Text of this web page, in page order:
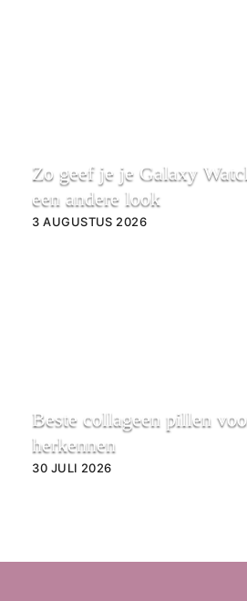
Zo geef je je Galaxy
een andere look
3 AUGUSTUS 2026
Beste collageen pillen
herkennen
30 JULI 2026